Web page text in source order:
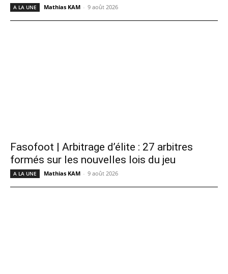
A LA UNE Mathias KAM - 9 août 2026
Fasofoot | Arbitrage d’élite : 27 arbitres
formés sur les nouvelles lois du jeu
A LA UNE Mathias KAM - 9 août 2026